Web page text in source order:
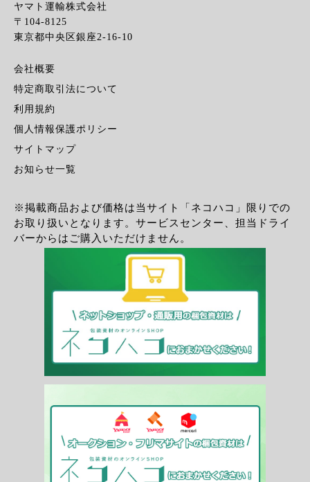
ヤマト運輸株式会社
〒104-8125
東京都中央区銀座2-16-10
会社概要
特定商取引法について
利用規約
個人情報保護ポリシー
サイトマップ
お知らせ一覧
※掲載商品および価格は当サイト「ネコハコ」限りでの
お取り扱いとなります。サービスセンター、担当ドライ
バーからはご購入いただけません。